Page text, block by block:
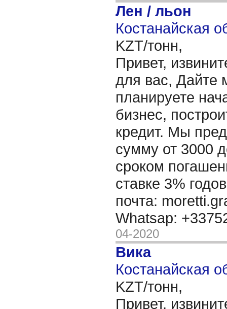
Лен / льон
Костанайская
KZT/тонн,
Привет,
для вас, Дайте
планируете
бизнес,
кредит. Мы
сумму от 3000
сроком
ставке 3%
почта:
Whatsap:
04-2020
Вика
Костанайская
KZT/тонн,
Привет,